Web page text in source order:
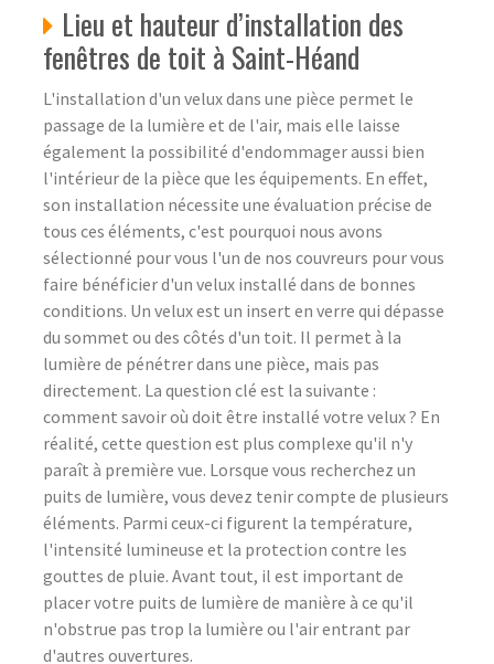
Lieu et hauteur d’installation des
fenêtres de toit à Saint-Héand
L'installation d'un velux dans une pièce permet le
passage de la lumière et de l'air, mais elle laisse
également la possibilité d'endommager aussi bien
l'intérieur de la pièce que les équipements. En effet,
son installation nécessite une évaluation précise de
tous ces éléments, c'est pourquoi nous avons
sélectionné pour vous l'un de nos couvreurs pour vous
faire bénéficier d'un velux installé dans de bonnes
conditions. Un velux est un insert en verre qui dépasse
du sommet ou des côtés d'un toit. Il permet à la
lumière de pénétrer dans une pièce, mais pas
directement. La question clé est la suivante :
comment savoir où doit être installé votre velux ? En
réalité, cette question est plus complexe qu'il n'y
paraît à première vue. Lorsque vous recherchez un
puits de lumière, vous devez tenir compte de plusieurs
éléments. Parmi ceux-ci figurent la température,
l'intensité lumineuse et la protection contre les
gouttes de pluie. Avant tout, il est important de
placer votre puits de lumière de manière à ce qu'il
n'obstrue pas trop la lumière ou l'air entrant par
d'autres ouvertures.